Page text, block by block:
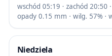
wschód 05:19 · zachód 20:50
opady 0.15 mm · wilg. 57% ·
Niedziela